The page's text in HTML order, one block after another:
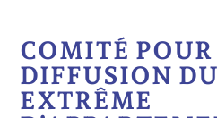
COMITÉ
DIFFUSION
EXTRÊME